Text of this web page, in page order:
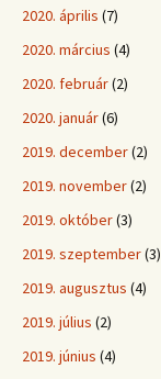
2020. április (7)
2020. március (4)
2020. február(2)
2020. január(6)
2019. december(2)
2019. november(2)
2019. október(3)
2019. szeptember(3)
2019. augusztus (4)
2019. július (2)
2019. június (4)